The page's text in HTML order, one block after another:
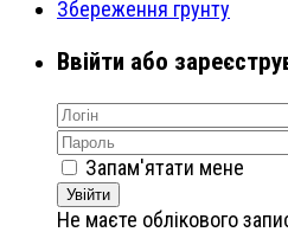
Збереження грунту
Ввійти або
Запам'ятати мене
Увійти
Не маєте облікового